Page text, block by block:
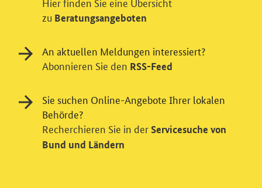
Einwilligung in Tracking und / oder
Videodienst
zu Beratungsangeboten
An aktuellen Meldungen interessiert?
Abonnieren Sie den RSS-Feed
Sie suchen Online-Angebote Ihrer lokalen
Behörde?
Recherchieren Sie in der Servicesuche von
Bund und Ländern